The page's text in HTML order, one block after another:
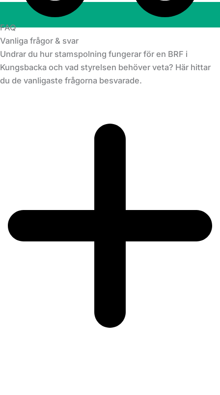
FAQ
Vanliga frågor & svar
Undrar du hur stamspolning fungerar för en BRF i
Kungsbacka och vad styrelsen behöver veta? Här hittar
du de vanligaste frågorna besvarade.